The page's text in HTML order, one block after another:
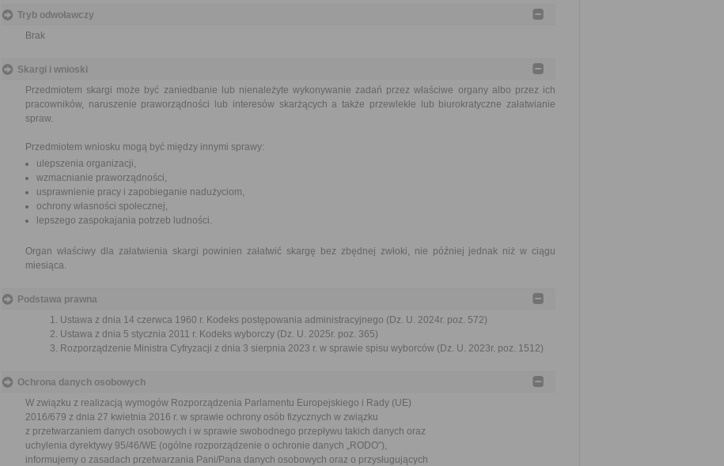
Tryb odwoławczy
Brak
Skargi i wnioski
Przedmiotem skargi może być zaniedbanie lub nienależyte wykonywanie zadań przez właściwe organy albo przez ich
pracowników, naruszenie praworządności lub interesów skarżących a także przewlekłe lub biurokratyczne załatwianie
spraw.
Przedmiotem wniosku mogą być między innymi sprawy:
ulepszenia organizacji,
wzmacnianie praworządności,
usprawnienie pracy i zapobieganie nadużyciom,
ochrony własności społecznej,
lepszego zaspokajania potrzeb ludności.
Organ właściwy dla załatwienia skargi powinien załatwić skargę bez zbędnej zwłoki, nie później jednak niż w ciągu
miesiąca.
Podstawa prawna
Ustawa z dnia 14 czerwca 1960 r. Kodeks postępowania administracyjnego (Dz. U. 2024r. poz. 572)
Ustawa z dnia 5 stycznia 2011 r. Kodeks wyborczy (Dz. U. 2025r. poz. 365)
Rozporządzenie Ministra Cyfryzacji z dnia 3 sierpnia 2023 r. w sprawie spisu wyborców (Dz. U. 2023r. poz. 1512)
Ochrona danych osobowych
W związku z realizacją wymogów Rozporządzenia Parlamentu Europejskiego i Rady (UE)
2016/679 z dnia 27 kwietnia 2016 r. w sprawie ochrony osób fizycznych w związku
z przetwarzaniem danych osobowych i w sprawie swobodnego przepływu takich danych oraz
uchylenia dyrektywy 95/46/WE (ogólne rozporządzenie o ochronie danych „RODO”),
informujemy o zasadach przetwarzania Pani/Pana danych osobowych oraz o przysługujących